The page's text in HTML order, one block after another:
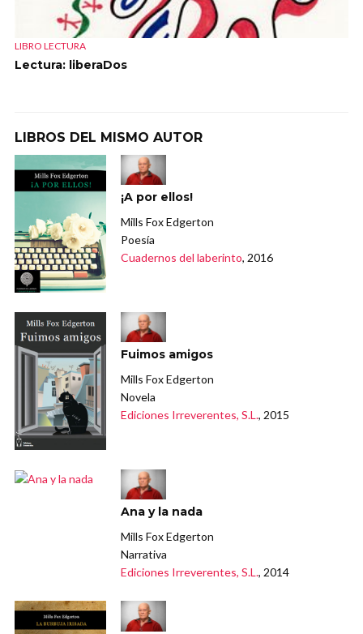
LIBRO LECTURA
Lectura: liberaDos
LIBROS DEL MISMO AUTOR
¡A por ellos!
Mills Fox Edgerton
Poesía
Cuadernos del laberinto, 2016
Fuimos amigos
Mills Fox Edgerton
Novela
Ediciones Irreverentes, S.L., 2015
Ana y la nada
Mills Fox Edgerton
Narrativa
Ediciones Irreverentes, S.L., 2014